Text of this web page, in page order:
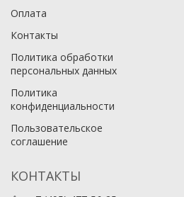
Оплата
Контакты
Политика обработки
персональных данных
Политика
конфиденциальности
Пользовательское
соглашение
КОНТАКТЫ